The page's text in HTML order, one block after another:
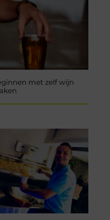
met zelf wijn